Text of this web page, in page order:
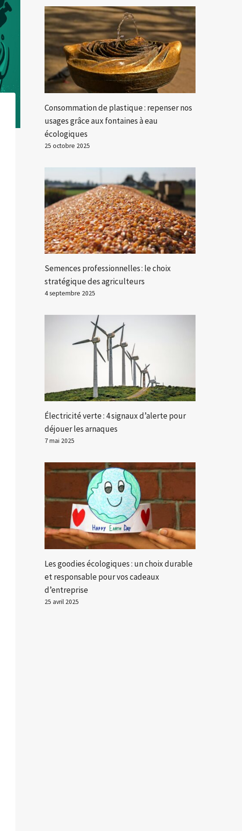
Consommation de plastique : repenser nos
usages grâce aux fontaines à eau
écologiques
25 octobre 2025
Semences professionnelles : le choix
stratégique des agriculteurs
4 septembre 2025
Électricité verte : 4 signaux d’alerte pour
déjouer les arnaques
7 mai 2025
Les goodies écologiques : un choix durable
et responsable pour vos cadeaux
d’entreprise
25 avril 2025